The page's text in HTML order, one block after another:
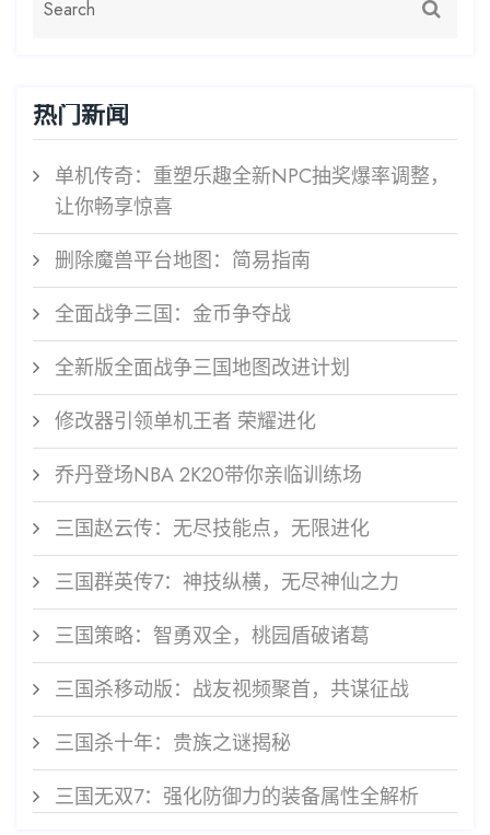
热门新闻
单机传奇：重塑乐趣全新NPC抽奖爆率调整，
让你畅享惊喜
删除魔兽平台地图：简易指南
全面战争三国：金币争夺战
全新版全面战争三国地图改进计划
修改器引领单机王者 荣耀进化
乔丹登场NBA 2K20带你亲临训练场
三国赵云传：无尽技能点，无限进化
三国群英传7：神技纵横，无尽神仙之力
三国策略：智勇双全，桃园盾破诸葛
三国杀移动版：战友视频聚首，共谋征战
三国杀十年：贵族之谜揭秘
三国无双7：强化防御力的装备属性全解析